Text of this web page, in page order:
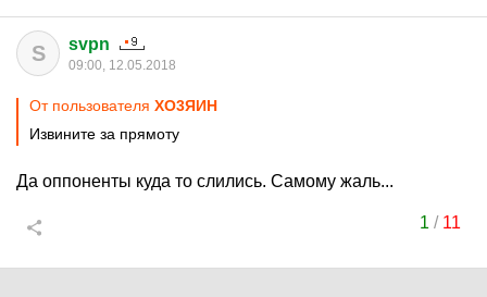
S svpn
09:00, 12.05.2018
От пользователя XО3ЯИH
Извините за прямоту
Да оппоненты куда то слились. Самому жаль...
1 / 11